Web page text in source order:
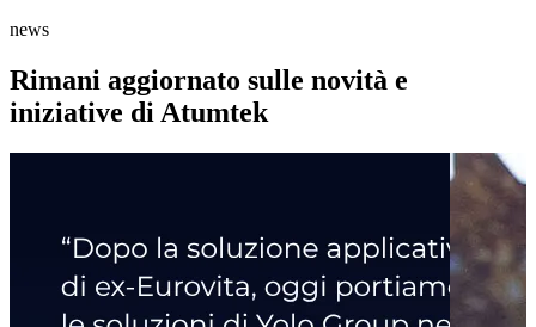
news
Rimani aggiornato sulle novità e
iniziative di Atumtek